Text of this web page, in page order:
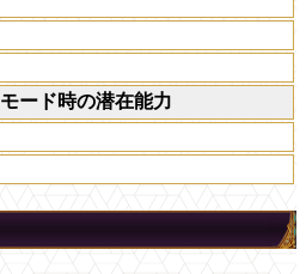
ード時の潜在能力